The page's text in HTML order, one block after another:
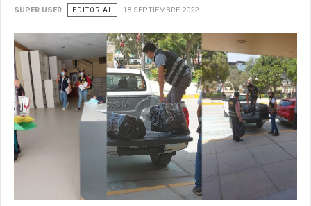
SUPER USER EDITORIAL 18 SEPTIEMBRE 2022